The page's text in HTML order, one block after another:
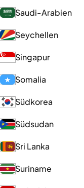
Saudi-Arabien
Seychellen
Singapur
Somalia
Südkorea
Südsudan
Sri Lanka
Suriname